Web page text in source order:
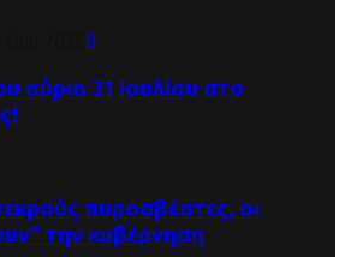
0
αύριο 31 Ιουλίου στο
πυροσβέστες, οι
την κυβέρνηση